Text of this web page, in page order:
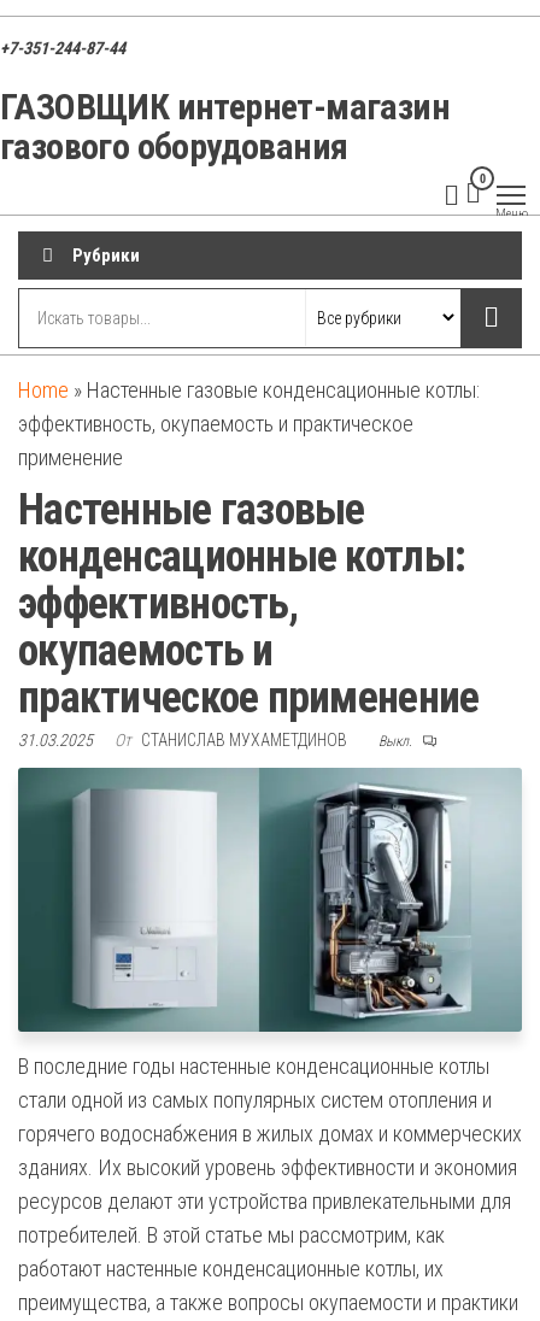
Перейти
к+7-351-244-87-44
ГАЗОВЩИК интернет-магазин
газового оборудования
оборудование
отопления
0
Меню
Рубрики
Home » Настенные газовые конденсационные котлы:
эффективность, окупаемость и практическое
применение
Настенные газовые
конденсационные котлы:
эффективность,
окупаемость и
практическое применение
31.03.2025 От СТАНИСЛАВ МУХАМЕТДИНОВ Выкл.
В последние годы настенные конденсационные котлы
стали одной из самых популярных систем отопления и
горячего водоснабжения в жилых домах и коммерческих
зданиях. Их высокий уровень эффективности и экономия
ресурсов делают эти устройства привлекательными для
потребителей. В этой статье мы рассмотрим, как
работают настенные конденсационные котлы, их
преимущества, а также вопросы окупаемости и практики